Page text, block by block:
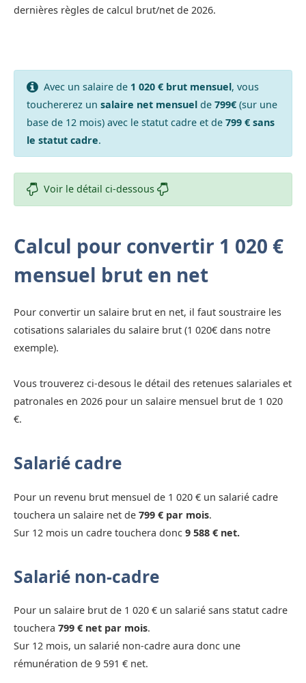
dernières règles de calcul brut/net de 2026.
Avec un salaire de 1 020 € brut mensuel, vous
touchererez un salaire net mensuelde 799€(sur une
base de 12 mois) avec le statut cadre et de 799 € sans
le statut cadre.
Voir le détail ci-dessous
Calcul pour convertir 1 020 €
mensuel brut en net
Pour convertir un salaire brut en net, il faut soustraire les
cotisations salariales du salaire brut (1 020€ dans notre
exemple).
Vous trouverez ci-desous le détail des retenues salariales et
patronales en 2026 pour un salaire mensuel brut de 1 020
€.
Salarié cadre
Pour un revenu brut mensuel de 1 020 € un salarié cadre
touchera un salaire net de 799 € par mois.
Sur 12 mois un cadre touchera donc 9 588 € net.
Salarié non-cadre
Pour un salaire brut de 1 020 € un salarié sans statut cadre
touchera 799 € net par mois.
Sur 12 mois, un salarié non-cadre aura donc une
rémunération de 9 591 € net.